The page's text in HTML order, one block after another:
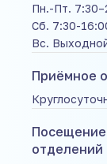
Пн.-Пт.
Сб. 7:30-
Вс.
Приёмное
Посещение
отделений